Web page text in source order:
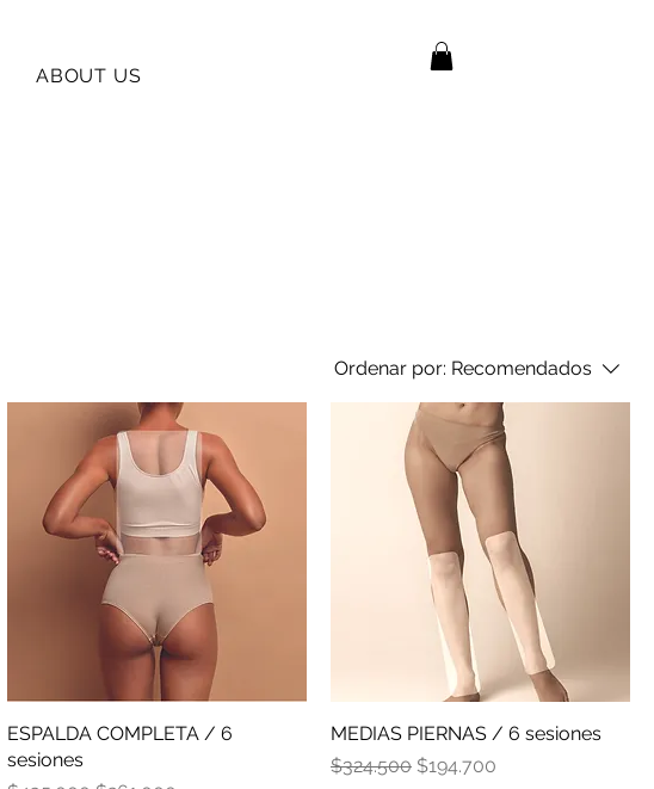
ABOUT US
Ordenar por: Recomendados
ESPALDA COMPLETA / 6
sesiones
MEDIAS PIERNAS / 6 sesiones
Precio
$324.500 Precio de oferta
$194.700